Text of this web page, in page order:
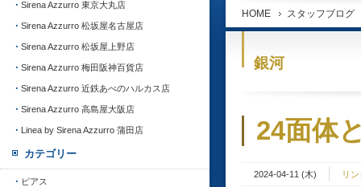
HOME スタッフブログ
銀河
24面体
2024-04-11 (木) リ
Sirena Azzurro 東京大丸店
Sirena Azzurro 松坂屋名古屋店
Sirena Azzurro 松坂屋上野店
Sirena Azzurro 梅田阪神百貨店
Sirena Azzurro 近鉄あべのハルカス店
Sirena Azzurro 高島屋大阪店
Linea by Sirena Azzurro 蒲田店
カテゴリー
ピアス